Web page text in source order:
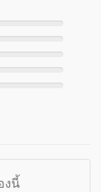
งนี้